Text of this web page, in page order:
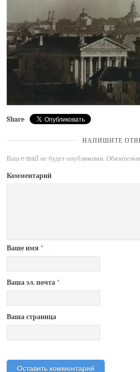
Share
НАПИШИТЕ
Ваш e-mail не будет опубликован.
Комментарий
Ваше имя *
Ваша эл. почта *
Ваша страница